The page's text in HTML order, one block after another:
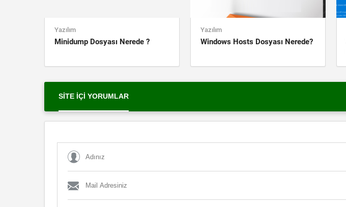
Yazılım
Minidump Dosyası Nerede ?
Yazılım
Windows Hosts Dosyası Nerede?
SITE İÇI YORUMLAR